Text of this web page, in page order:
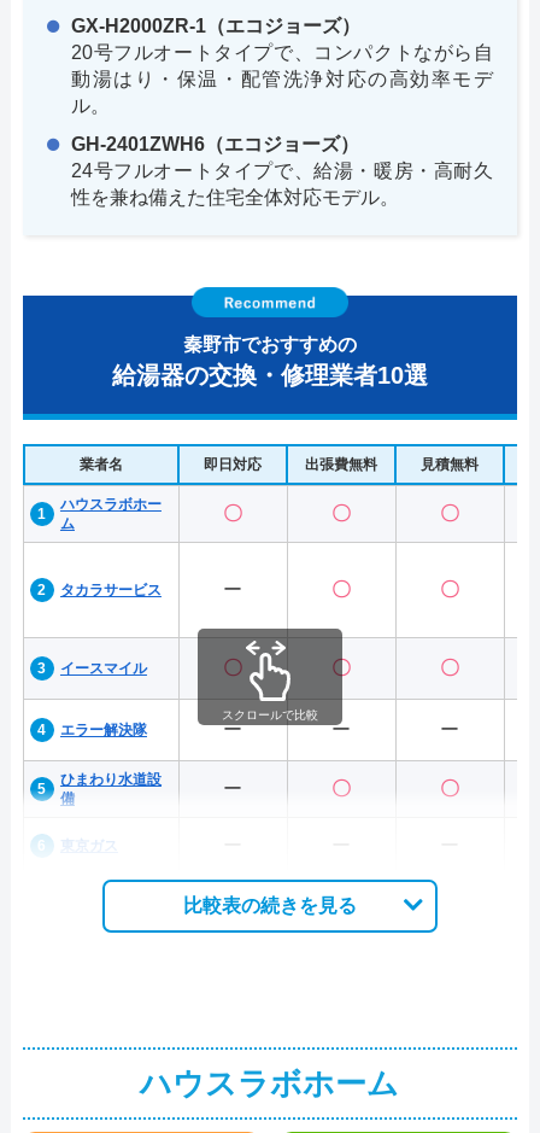
GX-H2000ZR-1（エコジョーズ）
20号フルオートタイプで、コンパクトながら自
動湯はり・保温・配管洗浄対応の高効率モデ
ル。
GH-2401ZWH6（エコジョーズ）
24号フルオートタイプで、給湯・暖房・高耐久
性を兼ね備えた住宅全体対応モデル。
秦野市でおすすめの
給湯器の交換・修理業者10選
業者名 即日対応 出張費無料 見積無料
ハウスラボホー
ム
〇 〇 〇
タカラサービス ー 〇 〇
イースマイル 〇 〇 〇
エラー解決隊 ー ー ー
ひまわり水道設
備
ー 〇 〇
東京ガス
スクロールで比較
比較表の続きを見る
ハウスラボホーム